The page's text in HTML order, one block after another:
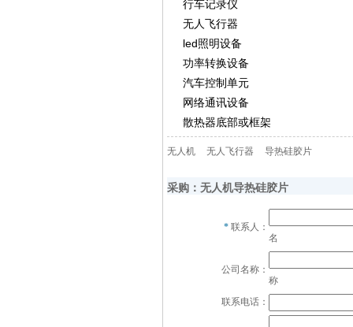
行车记录仪
无人飞行器
led照明设备
功率转换设备
汽车控制单元
网络通讯设备
散热器底部或框架
无人机 无人飞行器 导热硅胶片
采购：无人机导热硅胶片
* 联系人：
名
公司名称：
称
联系电话：